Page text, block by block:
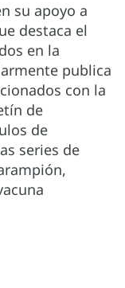
su apoyo a
destaca el
en la
publica
con la
de
de
series de